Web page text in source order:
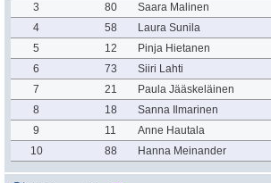
3
80
Saara Malinen
4
58
Laura Sunila
5
12
Pinja Hietanen
6
73
Siiri Lahti
7
21
Paula Jääskeläinen
8
18
Sanna Ilmarinen
9
11
Anne Hautala
10
88 Hanna Meinander